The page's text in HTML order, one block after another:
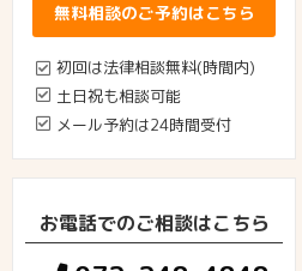
無料相談のご予約はこちら
初回は法律相談無料(時間内)
土日祝も相談可能
メール予約は24時間受付
お電話でのご相談はこちら